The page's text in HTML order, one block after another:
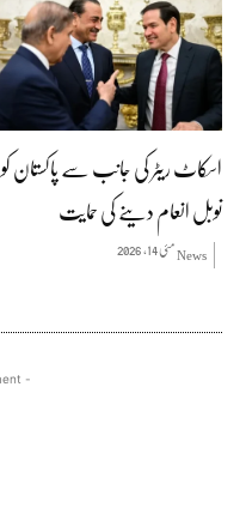
اسکاٹ ریٹر کی جانب سے پاکستان کو
نوبل انعام دینے کی حمایت
Newsمئی 14, 2026
- Advertisement -